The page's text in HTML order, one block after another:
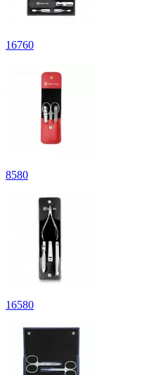
16760
8580
16580